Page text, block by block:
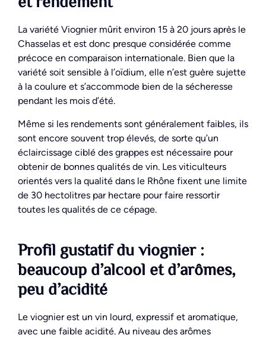
La variété Viognier mûrit environ 15 à 20 jours après le
Chasselas et est donc presque considérée comme
précoce en comparaison internationale. Bien que la
variété soit sensible à l’oïdium, elle n’est guère sujette
à la coulure et s’accommode bien de la sécheresse
pendant les mois d’été.
Même si les rendements sont généralement faibles, ils
sont encore souvent trop élevés, de sorte qu’un
éclaircissage ciblé des grappes est nécessaire pour
obtenir de bonnes qualités de vin. Les viticulteurs
orientés vers la qualité dans le Rhône fixent une limite
de 30 hectolitres par hectare pour faire ressortir
toutes les qualités de ce cépage.
Profil gustatif du viognier :
beaucoup d’alcool et d’arômes,
peu d’acidité
Le viognier est un vin lourd, expressif et aromatique,
avec une faible acidité. Au niveau des arômes